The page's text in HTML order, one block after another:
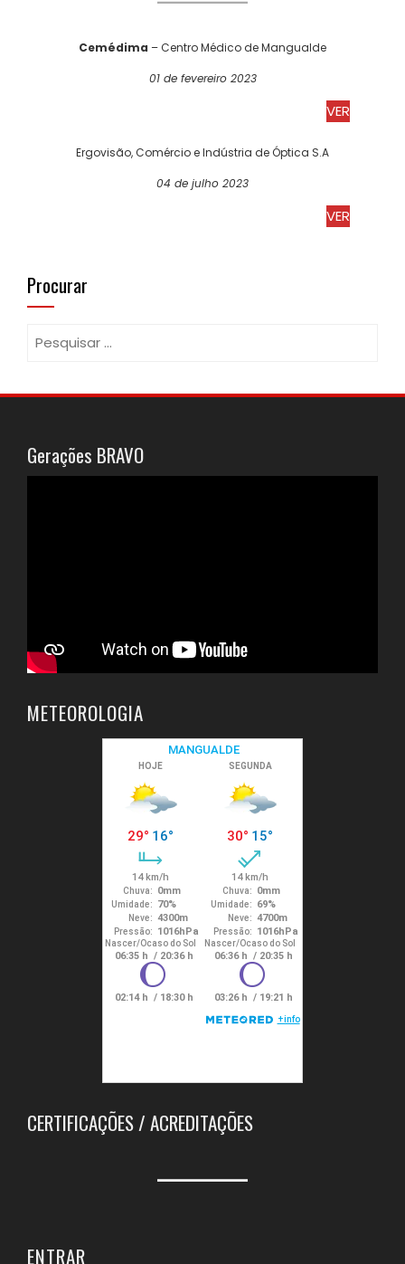
Cemédima – Centro Médico de Mangualde
01 de fevereiro 2023
VER
Ergovisão, Comércio e Indústria de Óptica S.A
04 de julho 2023
VER
Procurar
Pesquisar
Gerações BRAVO
METEOROLOGIA
CERTIFICAÇÕES / ACREDITAÇÕES
ENTRAR